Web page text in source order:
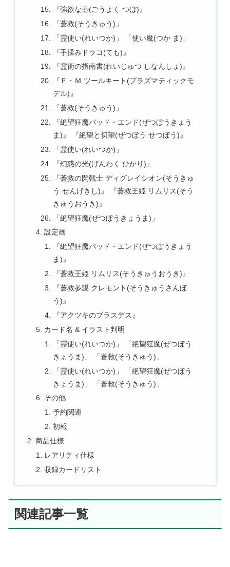
『強欲な壺(ごうよく つぼ)』
「蒼救(そうきゅう)」
「霊使い(れいつか)」 「使い魔(つか ま)」
『手揉みドラコ(ても)』
『霊術の指南書(れいじゅつ しなんしょ)』
『Ｐ・Ｍ ツールキート(プラズマティックモ
デル)』
「蒼救(そうきゅう)」
『絶望狂魔バッド・エンド(ぜつぼうきょう
ま)』 『絶望と切望(ぜつぼう せつぼう)』
「霊使い(れいつか)」
『幻惑の光(げんわく ひかり)』
『蒼救の閃戟士 ディグレイシオン(そうきゅ
う せんげきし)』 『蒼救王姫 リムリス(そう
きゅうおうき)』
「絶望狂魔(ぜつぼうきょうま)」
設定画
『絶望狂魔バッド・エンド(ぜつぼうきょう
ま)』
『蒼救王姫 リムリス(そうきゅうおうき)』
『蒼救参謀 クレモント(そうきゅうさんぼ
う)』
『アクツキのブラスデス』
カード名 & イラスト判明
「霊使い(れいつか)」 「絶望狂魔(ぜつぼう
きょうま)」 「蒼救(そうきゅう)」
「霊使い(れいつか)」 「絶望狂魔(ぜつぼう
きょうま)」 「蒼救(そうきゅう)」
その他
予約関連
初報
商品仕様
レアリティ仕様
収録カードリスト
関連記事一覧